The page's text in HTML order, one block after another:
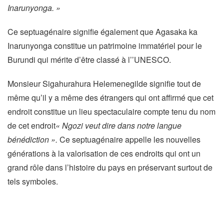
Inarunyonga. »
Ce septuagénaire signifie également que Agasaka ka
Inarunyonga constitue un patrimoine immatériel pour le
Burundi qui mérite d’être classé à l’’UNESCO.
Monsieur Sigahurahura Helemenegilde signifie tout de
même qu’il y a même des étrangers qui ont affirmé que cet
endroit constitue un lieu spectaculaire compte tenu du nom
de cet endroit« Ngozi veut dire dans notre langue
bénédiction ». Ce septuagénaire appelle les nouvelles
générations à la valorisation de ces endroits qui ont un
grand rôle dans l’histoire du pays en préservant surtout de
tels symboles.